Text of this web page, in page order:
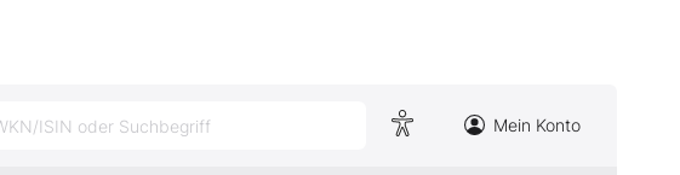
ISIN oder Suchbegriff Mein Konto